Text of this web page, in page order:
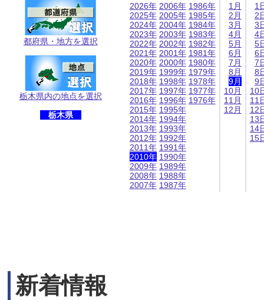
都府県・地方を選択
栃木県内の地点を選択
栃木県
2026年
2025年
2024年
2023年
2022年
2021年
2020年
2019年
2018年
2017年
2016年
2015年
2014年
2013年
2012年
2011年
2010年
2009年
2008年
2007年
2006年
2005年
2004年
2003年
2002年
2001年
2000年
1999年
1998年
1997年
1996年
1995年
1994年
1993年
1992年
1991年
1990年
1989年
1988年
1987年
1986年
1985年
1984年
1983年
1982年
1981年
1980年
1979年
1978年
1977年
1976年
1月
2月
3月
4月
5月
6月
7月
8月
9月
10月
11月
12月
1
2
3
4
5
6
7
8
9
10
11
12
13
14
15
新着情報